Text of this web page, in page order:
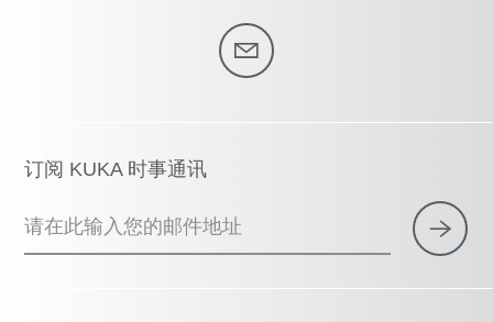
订阅 KUKA 时事通讯
请在此输入您的邮件地址